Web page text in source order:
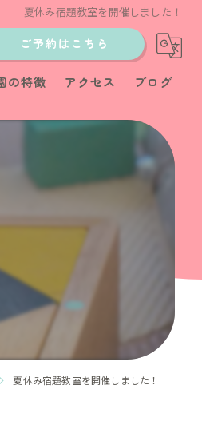
夏休み宿題教室を開催しました！
ご予約はこちら
の特徴
児サポート
アクセス ブログ
夏休み宿題教室を開催しました！